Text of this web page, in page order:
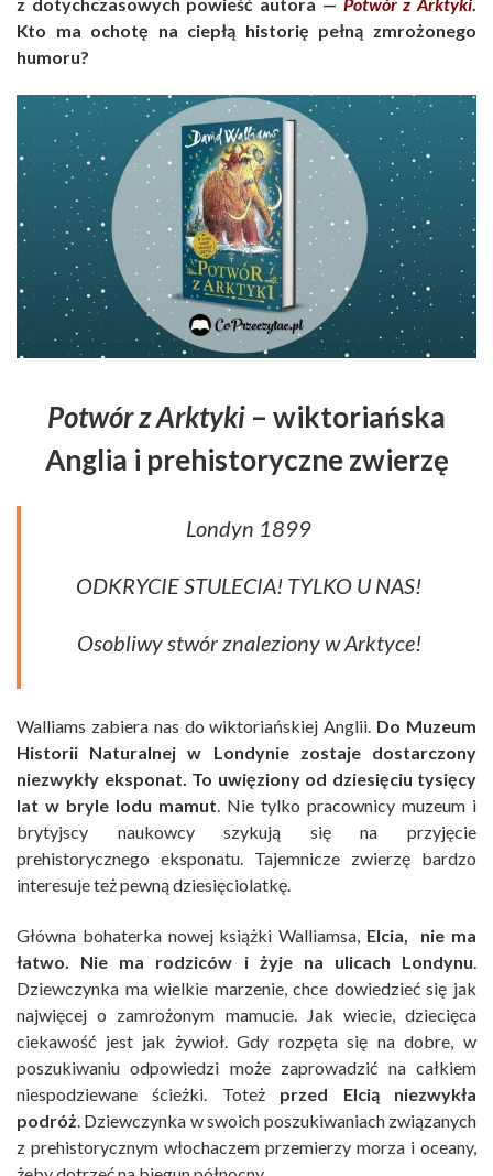
Kto ma ochotę na ciepłą historię pełną zmrożonego
humoru?
Potwór z Arktyki – wiktoriańska
Anglia i prehistoryczne zwierzę
Londyn 1899
ODKRYCIE STULECIA! TYLKO U NAS!
Osobliwy stwór znaleziony w Arktyce!
Walliams zabiera nas do wiktoriańskiej Anglii. Do Muzeum
Historii Naturalnej w Londynie zostaje dostarczony
niezwykły eksponat. To uwięziony od dziesięciu tysięcy
lat w bryle lodu mamut. Nie tylko pracownicy muzeum i
brytyjscy naukowcy szykują się na przyjęcie
prehistorycznego eksponatu. Tajemnicze zwierzę bardzo
interesuje też pewną dziesięciolatkę.
Główna bohaterka nowej książki Walliamsa, Elcia, nie ma
łatwo. Nie ma rodziców i żyje na ulicach Londynu.
Dziewczynka ma wielkie marzenie, chce dowiedzieć się jak
najwięcej o zamrożonym mamucie. Jak wiecie, dziecięca
ciekawość jest jak żywioł. Gdy rozpęta się na dobre, w
poszukiwaniu odpowiedzi może zaprowadzić na całkiem
niespodziewane ścieżki. Toteż przed Elcią niezwykła
podróż. Dziewczynka w swoich poszukiwaniach związanych
z prehistorycznym włochaczem przemierzy morza i oceany,